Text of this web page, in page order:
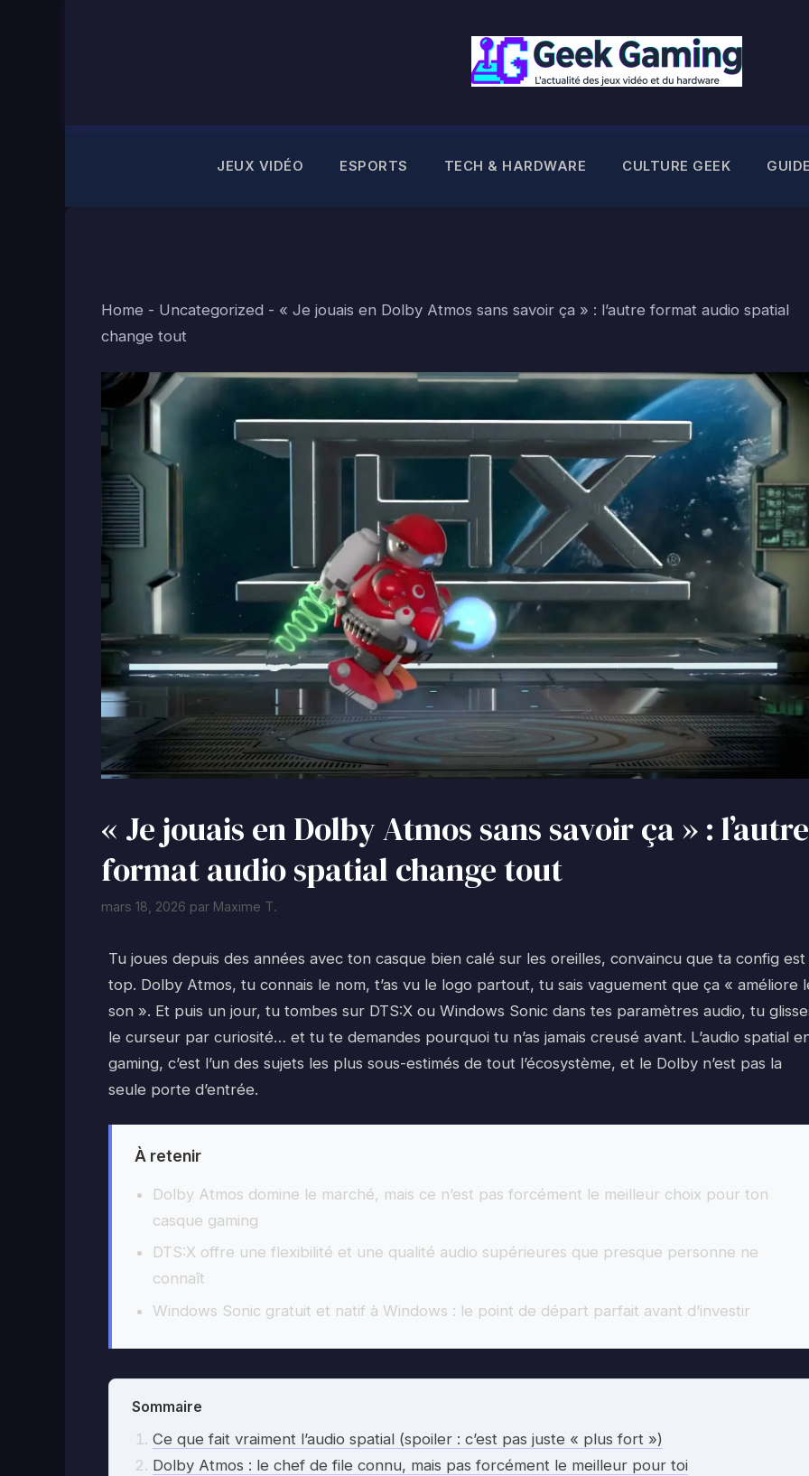
JEUX VIDÉO ESPORTS TECH & HARDWARE CULTURE GEEK
Home - Uncategorized - « Je jouais en Dolby Atmos sans savoir ça » : l’autre format audio spatial
change tout
« Je jouais en Dolby Atmos sans savoir ça » : l’autre
format audio spatial change tout
mars 18, 2026 par Maxime T.
Tu joues depuis des années avec ton casque bien calé sur les oreilles, convaincu que ta config est
top. Dolby Atmos, tu connais le nom, t’as vu le logo partout, tu sais vaguement que ça « améliore
son ». Et puis un jour, tu tombes sur DTS:X ou Windows Sonic dans tes paramètres audio, tu
le curseur par curiosité… et tu te demandes pourquoi tu n’as jamais creusé avant. L’audio spatial
gaming, c’est l’un des sujets les plus sous-estimés de tout l’écosystème, et le Dolby n’est pas la
seule porte d’entrée.
À retenir
Dolby Atmos domine le marché, mais ce n’est pas forcément le meilleur choix pour ton
casque gaming
DTS:X offre une flexibilité et une qualité audio supérieures que presque personne ne
connaît
Windows Sonic gratuit et natif à Windows : le point de départ parfait avant d’investir
Sommaire
Ce que fait vraiment l’audio spatial (spoiler : c’est pas juste « plus fort »)
Dolby Atmos : le chef de file connu, mais pas forcément le meilleur pour toi